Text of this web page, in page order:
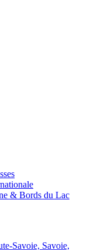
& Bords du Lac
Savoie, Savoie,